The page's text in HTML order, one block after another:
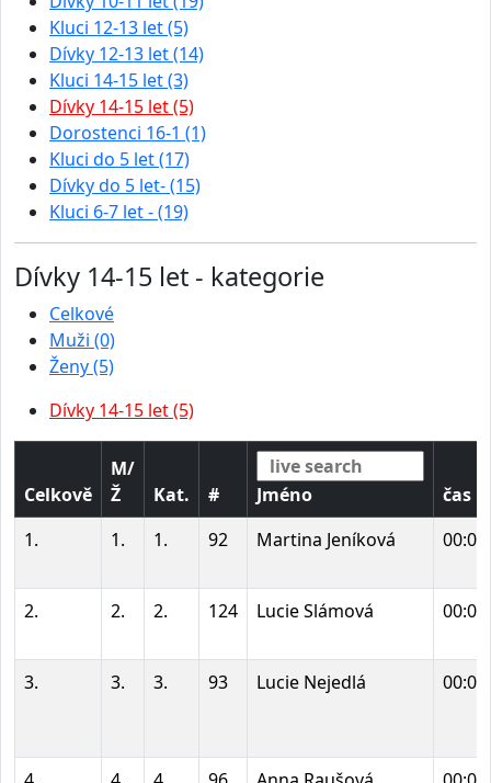
Kluci 12-13 let (5)
Dívky 12-13 let (14)
Kluci 14-15 let (3)
Dívky 14-15 let (5)
Dorostenci 16-1 (1)
Kluci do 5 let (17)
Dívky do 5 let- (15)
Kluci 6-7 let - (19)
Dívky 14-15 let - kategorie
Celkové
Muži (0)
Ženy (5)
Dívky 14-15 let (5)
Celkově
M/
Ž
Kat. # Jméno
čas
1.
1. 1. 92 Martina Jeníková
2. 2. 2. 124 Lucie Slámová
3. 3. 3. 93 Lucie Nejedlá